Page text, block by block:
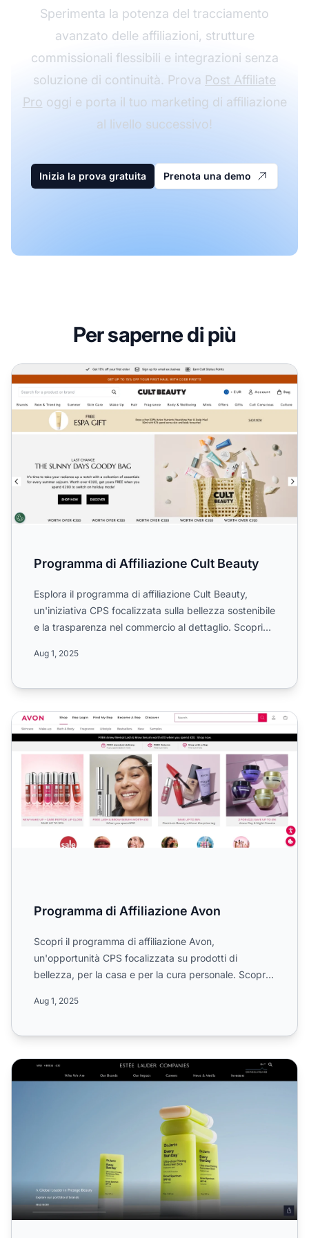
Sperimenta la potenza del tracciamento
avanzato delle affiliazioni, strutture
commissionali flessibili e integrazioni senza
soluzione di continuità. Prova Post Affiliate
Pro oggi e porta il tuo marketing di affiliazione
al livello successivo!
Inizia la prova gratuita Prenota una demo
Per saperne di più
Programma di Affiliazione Cult Beauty
Programma di Affiliazione Cult Beauty
Esplora il programma di affiliazione Cult Beauty,
un'iniziativa CPS focalizzata sulla bellezza sostenibile
e la trasparenza nel commercio al dettaglio. Scopri
Aug 1, 2025
Programma di Affiliazione Avon
Programma di Affiliazione Avon
Scopri il programma di affiliazione Avon,
un'opportunità CPS focalizzata su prodotti di
bellezza, per la casa e per la cura personale. Scopri
Aug 1, 2025
Programma di Affiliazione Estee Lauder